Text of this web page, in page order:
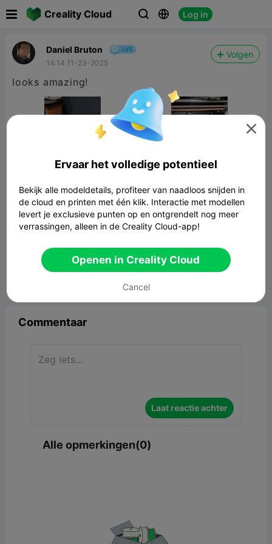
Creality Cloud   Log in
Daniel Bruton
14:14 11-23-2025
Volgen
looks amazing!
7.24MB Gerelateerd 3D -model
9
Commentaar
Laat reactie achter
Alle opmerkingen(0)

Ervaar het volledige potentieel
Bekijk alle modeldetails, profiteer van naadloos snijden in
de cloud en printen met één klik. Interactie met modellen
levert je exclusieve punten op en ontgrendelt nog meer
verrassingen, alleen in de Creality Cloud-app!
Openen in Creality Cloud
Cancel